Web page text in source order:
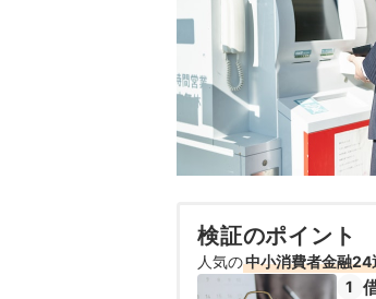
検証のポイント
人気の中小消費者金融24
1